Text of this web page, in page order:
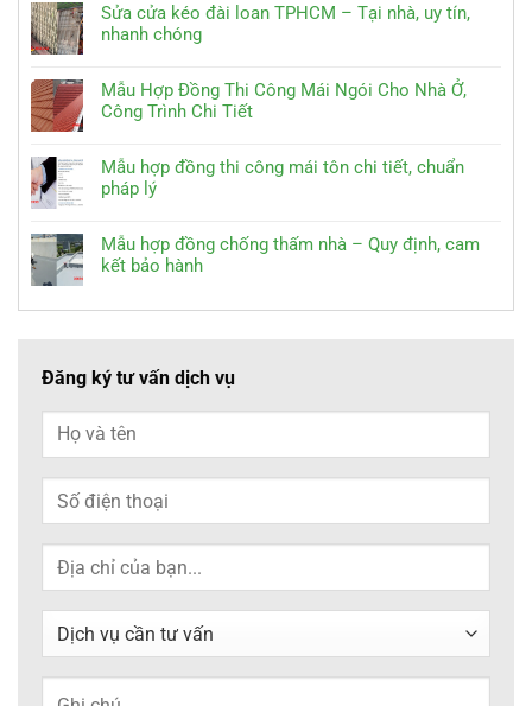
Sửa cửa kéo đài loan TPHCM – Tại nhà, uy tín,
nhanh chóng
Mẫu Hợp Đồng Thi Công Mái Ngói Cho Nhà Ở,
Công Trình Chi Tiết
Mẫu hợp đồng thi công mái tôn chi tiết, chuẩn
pháp lý
Mẫu hợp đồng chống thấm nhà – Quy định, cam
kết bảo hành
Đăng ký tư vấn dịch vụ